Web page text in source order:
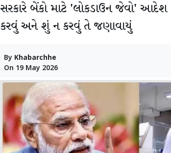
સરકારે બેંકો માટે 'લોકડાઉન જેવો'
કરવું અને શું ન કરવું તે જણાવાયું
By Khabarchhe
On 19 May 2026